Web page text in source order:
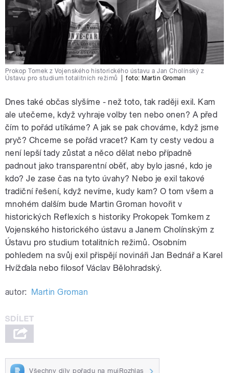
Prokop Tomek z Vojenského historického ústavu a Jan Cholínský z
Ústavu pro studium totalitních režimů
foto: Martin Groman
Dnes také občas slyšíme - než toto, tak raději exil. Kam
ale utečeme, když vyhraje volby ten nebo onen? A před
čím to pořád utíkáme? A jak se pak chováme, když jsme
pryč? Chceme se pořád vracet? Kam ty cesty vedou a
není lepší tady zůstat a něco dělat nebo případně
padnout jako transparentní oběť, aby bylo jasné, kdo je
kdo? Je zase čas na tyto úvahy? Nebo je exil takové
tradiční řešení, když nevíme, kudy kam? O tom všem a
mnohém dalším bude Martin Groman hovořit v
historických Reflexích s historiky Prokopek Tomkem z
Vojenského historického ústavu a Janem Cholínským z
Ústavu pro studium totalitních režimů. Osobním
pohledem na svůj exil přispějí novináři Jan Bednář a Karel
Hvížďala nebo filosof Václav Bělohradský.
autor: Martin Groman
Všechny díly pořadu na mujRozhlas